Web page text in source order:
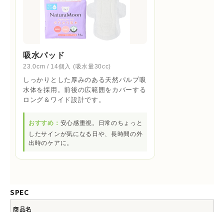
吸水パッド
23.0cm / 14個入 (吸水量30cc)
しっかりとした厚みのある天然パルプ吸
水体を採用。前後の広範囲をカバーする
ロング＆ワイド設計です。
おすすめ： 安心感重視。日常のちょっと
したサインが気になる日や、長時間の外
出時のケアに。
SPEC
商品名